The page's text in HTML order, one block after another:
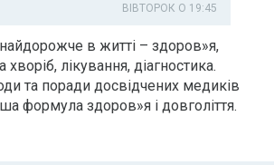
ВІВТОРОК О 19:45
в житті – здоров»я,
хворіб, лікування, діагностика.
та поради досвідчених медиків
формула здоров»я і довголіття.